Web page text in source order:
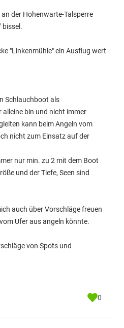
der Hohenwarte-Talsperre
bissel.
"Linkenmühle" ein Ausflug wert
Schlauchboot als
alleine bin und nicht immer
kann beim Angeln vom
nicht zum Einsatz auf der
nur min. zu 2 mit dem Boot
und der Tiefe, Seen sind
auch über Vorschläge freuen
Ufer aus angeln könnte.
von Spots und
0